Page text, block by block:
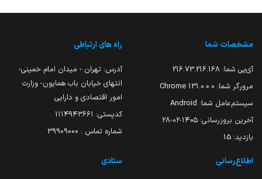
مشخصات شما
آی‌پی شما: 216.73.216.168
مرورگر شما: 131.0.0.0 Chrome
سیستم‌عامل شما: Android
آخرین بروزرسانی: ۱۴۰۵-۰۲-۲۸
بازدید: 15
راه های ارتباطی
آدرس: تهران - میدان امام خمینی-
انتهای خیابان باب همایون- وزارت
امور اقتصادی و دارایی
کدپستی: ۱۱۱۴۹۴۳۶۶۱
شماره تماس : 39909000
اطلاع‌رسانی ستادی